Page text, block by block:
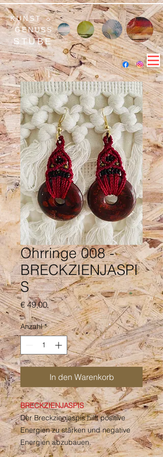
KUNST ☼
GENUSS
STUBE
Ohrringe 008 -
BRECKZIENJASPI
S
€ 49,00Preis
Anzahl *
In den Warenkorb
BRECKZIENJASPIS
Der Breckzienjaspis hilft positive
Energien zu stärken und negative
Energien abzubauen.